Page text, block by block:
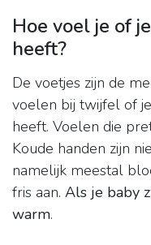
Hoe voel je of
heeft?
De voetjes zijn de
voelen bij twijfel of
heeft. Voelen die
Koude handen zijn
namelijk meestal
fris aan. Als je baby
warm.